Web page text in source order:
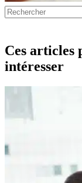
résultat
Ces articles
intéresser